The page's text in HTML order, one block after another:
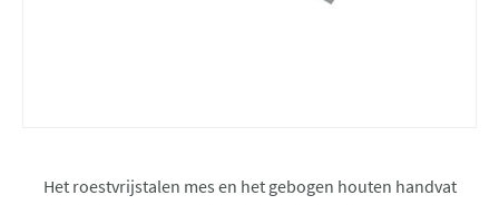
Het roestvrijstalen mes en het gebogen houten handvat